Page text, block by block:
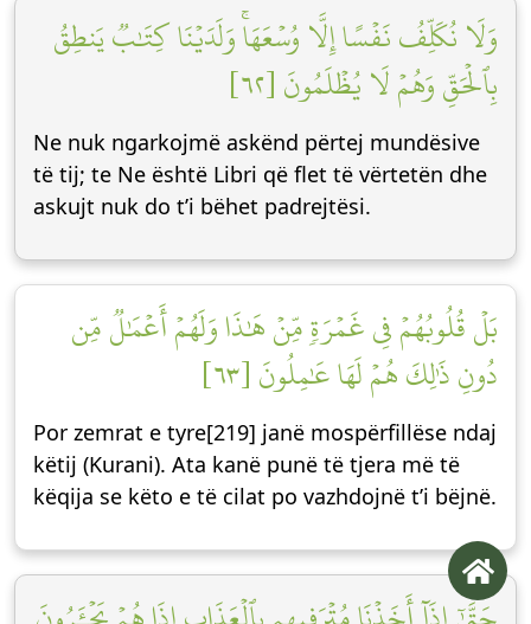
وَلَا نُكَلِّفُ نَفۡسًا إِلَّا وُسۡعَهَاۚ وَلَدَيۡنَا كِتَٰبٞ يَنطِقُ
بِٱلۡحَقِّ وَهُمۡ لَا يُظۡلَمُونَ [٦٢]
Ne nuk ngarkojmë askënd përtej mundësive
të tij; te Ne është Libri që flet të vërtetën dhe
askujt nuk do t’i bëhet padrejtësi.
بَلۡ قُلُوبُهُمۡ فِي غَمۡرَةٖ مِّنۡ هَٰذَا وَلَهُمۡ أَعۡمَٰلٞ مِّن
دُونِ ذَٰلِكَ هُمۡ لَهَا عَٰمِلُونَ [٦٣]
Por zemrat e tyre[219] janë mospërfillëse ndaj
këtij (Kurani). Ata kanë punë të tjera më të
këqija se këto e të cilat po vazhdojnë t’i bëjnë.